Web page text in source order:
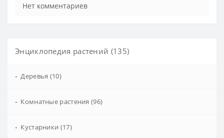
Нет комментариев
Энциклопедия растений (135)
- Деревья (10)
- Комнатные растения (96)
- Кустарники (17)